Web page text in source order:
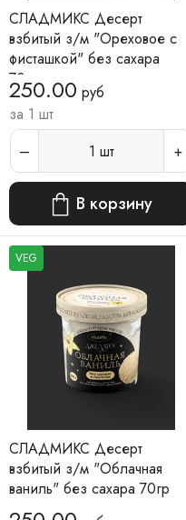
СЛАДМИКС Десерт
взбитый з/м "Ореховое с
фисташкой" без сахара
70гр
250.00 руб
за 1 шт
1 шт
В корзину
VEG
СЛАДМИКС Десерт
взбитый з/м "Облачная
ваниль" без сахара 70гр